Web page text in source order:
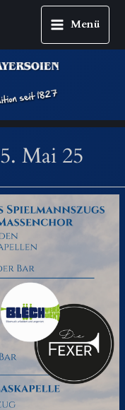
Main
Menu
Menü
Mai 25